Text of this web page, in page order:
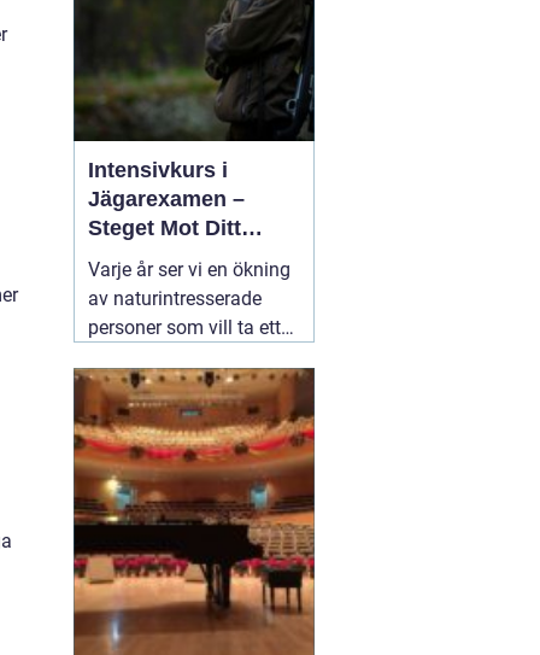
Intensivkurs i
Jägarexamen –
Steget Mot Ditt
Jägarliv
Varje år ser vi en ökning
av naturintresserade
personer som vill ta ett
fantastiska upplevelser
som jakt erbjuder. En
viktig del i detta är22
augusti 2024